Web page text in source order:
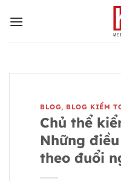
qua
BLOG, BLOG KIỂM
Chủ thể
Những
theo đuổi